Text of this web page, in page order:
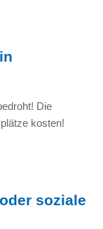
Die
kosten!
soziale